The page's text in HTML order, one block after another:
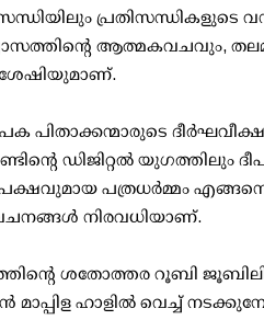
പ്രതിസന്ധികളുടെ
ആത്മകവചവും,
പിതാക്കന്മാരുടെ
ഡിജിറ്റൽ
പത്രധർമ്മം
നിരവധിയാണ്.
ശതോത്തര റൂബി
മാപ്പിള ഹാളിൽ വെച്ച്